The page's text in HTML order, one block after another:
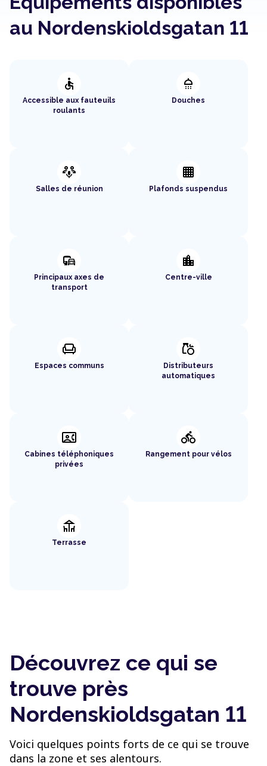
au Nordenskioldsgatan 11
accessible
Accessible aux fauteuils
roulants
shower
Douches
adaptive_audio_mic
Salles de réunion
background_grid_small
Plafonds suspendus
commute
Principaux axes de
transport
location_city
Centre-ville
chair
Espaces communs
grocery
Distributeurs
automatiques
contact_phone
Cabines téléphoniques
privées
directions_bike
Rangement pour vélos
deck
Terrasse
Découvrez ce qui se
trouve près
Nordenskioldsgatan 11
Voici quelques points forts de ce qui se trouve
dans la zone et ses alentours.